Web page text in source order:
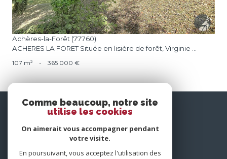
Achères-la-Forêt (77760)
ACHERES LA FORET Située en lisière de forêt, Virginie ...
107 m² - 365 000 €
nous
suivre
Comme beaucoup, notre site
utilise les cookies
On aimerait vous accompagner pendant
votre visite.
En poursuivant, vous acceptez l'utilisation des